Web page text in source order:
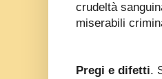
crudeltà
miserabili
Pregi e difetti.